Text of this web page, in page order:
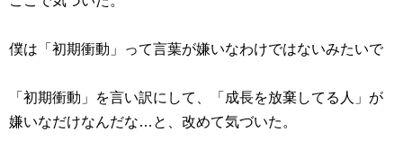
僕は「初期衝動」って言葉が嫌いなわけではないみたいで
「初期衝動」を言い訳にして、「成長を放棄してる人」が
嫌いなだけなんだな…と、改めて気づいた。